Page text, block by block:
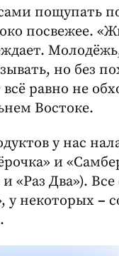
пощупать
посвежее.
но без
равно не
Востоке.
у нас
и
«Раз Два»).
у некоторых –